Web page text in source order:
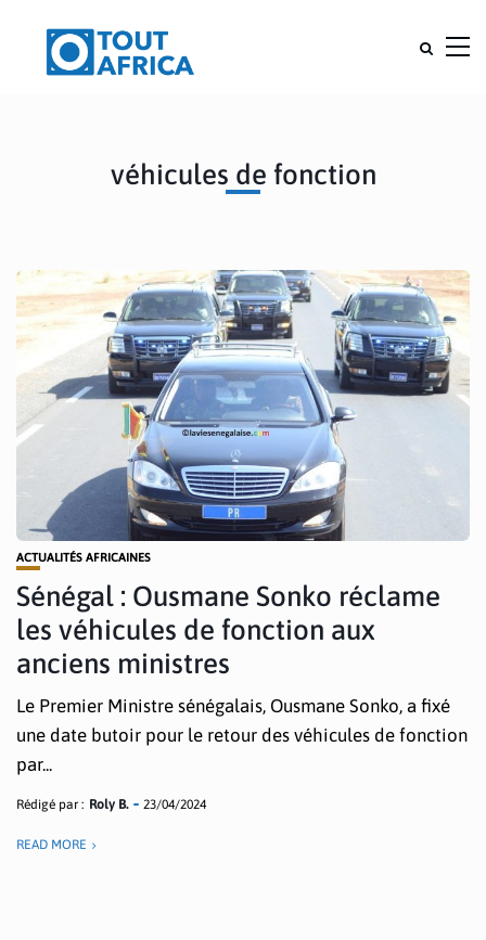
véhicules de fonction
ACTUALITÉS AFRICAINES
Sénégal : Ousmane Sonko réclame
les véhicules de fonction aux
anciens ministres
Le Premier Ministre sénégalais, Ousmane Sonko, a fixé
une date butoir pour le retour des véhicules de fonction
par...
Rédigé par : Roly B. 23/04/2024
READ MORE